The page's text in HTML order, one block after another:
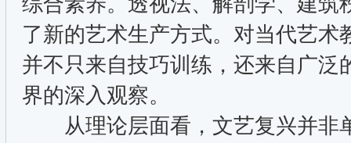
了新的艺术生产方式。对当代艺
并不只来自技巧训练，还来自广
界的深入观察。
从理论层面看，文艺复兴并非